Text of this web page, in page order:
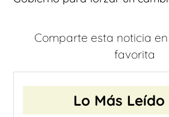
Comparte esta noticia
favorita
Lo Más Leído